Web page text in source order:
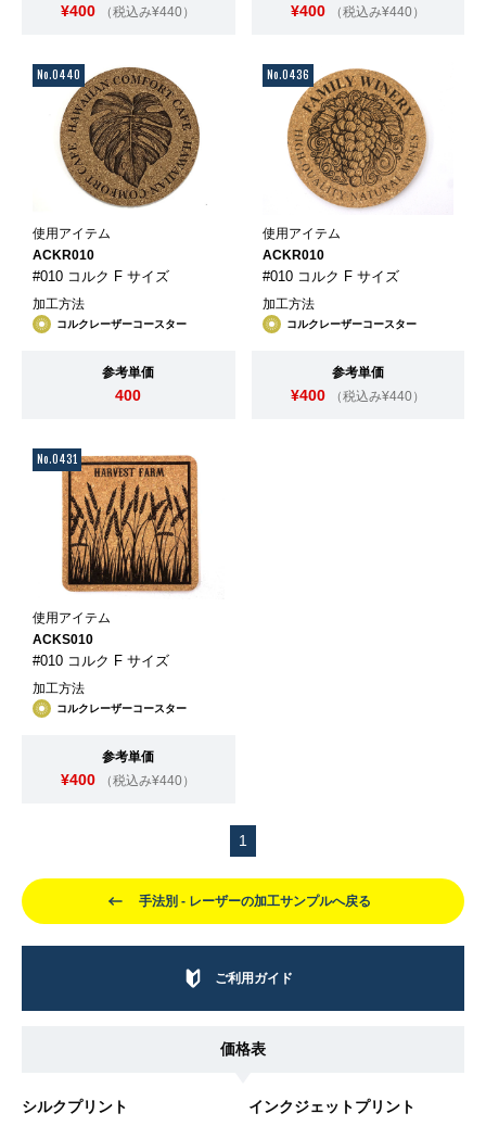
ご利用ガイド
価格表
シルクプリント インクジェットプリント
¥400 （税込み¥440） ¥400 （税込み¥440）
No.0440
使用アイテム
ACKR010
#010 コルク F サイズ
加工方法
コルクレーザーコースター
参考単価
400
No.0436
使用アイテム
ACKR010
#010 コルク F サイズ
加工方法
コルクレーザーコースター
参考単価
¥400 （税込み¥440）
No.0431
使用アイテム
ACKS010
#010 コルク F サイズ
加工方法
コルクレーザーコースター
参考単価
¥400 （税込み¥440）
1
手法別 - レーザーの加工サンプルへ戻る